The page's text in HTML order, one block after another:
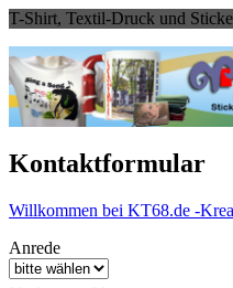
T-Shirt, Textil-Druck und
Kontaktformular
Willkommen bei KT68.de -
Anrede